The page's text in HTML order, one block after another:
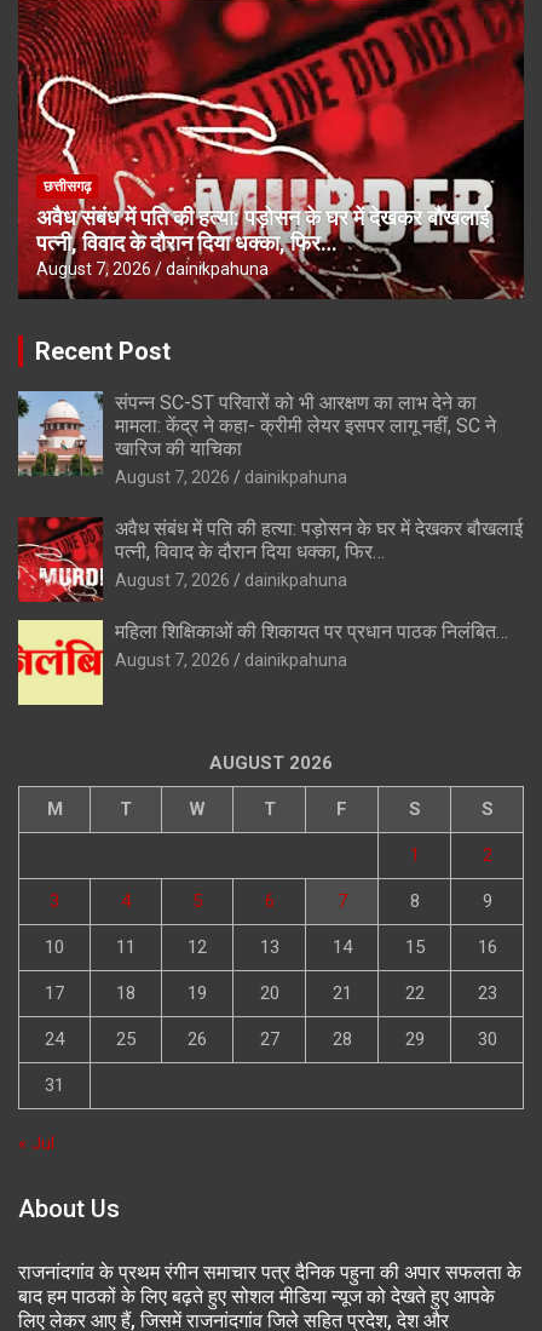
छत्तीसगढ़
अवैध संबंध में पति की हत्या: पड़ोसन के घर में देखकर बौखलाई
पत्नी, विवाद के दौरान दिया धक्का, फिर…
August 7, 2026 dainikpahuna
Recent Post
संपन्न SC-ST परिवारों को भी आरक्षण का लाभ देने का
मामला: केंद्र ने कहा- क्रीमी लेयर इसपर लागू नहीं, SC ने
खारिज की याचिका
August 7, 2026 dainikpahuna
अवैध संबंध में पति की हत्या: पड़ोसन के घर में देखकर बौखलाई
पत्नी, विवाद के दौरान दिया धक्का, फिर…
August 7, 2026 dainikpahuna
महिला शिक्षिकाओं की शिकायत पर प्रधान पाठक निलंबित…
August 7, 2026 dainikpahuna
AUGUST 2026
M T W T F S S
1 2
3 4 5 6 7 8 9
10 11 12 13 14 15 16
17 18 19 20 21 22 23
24 25 26 27 28 29 30
31
« Jul
About Us
राजनांदगांव के प्रथम रंगीन समाचार पत्र दैनिक पहुना की अपार सफलता के
बाद हम पाठकों के लिए बढ़ते हुए सोशल मीडिया न्यूज को देखते हुए आपके
लिए लेकर आए हैं, जिसमें राजनांदगांव जिले सहित प्रदेश, देश और